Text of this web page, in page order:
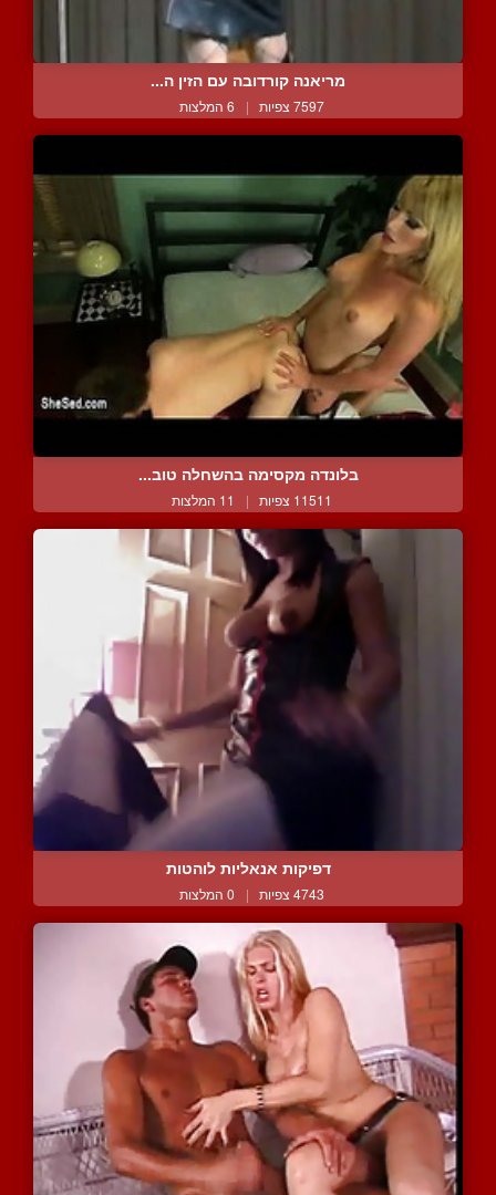
מריאנה קורדובה עם הזין ה...
7597 צפיות | 6 המלצות
בלונדה מקסימה בהשחלה טוב...
11511 צפיות | 11 המלצות
דפיקות אנאליות לוהטות
4743 צפיות | 0 המלצות